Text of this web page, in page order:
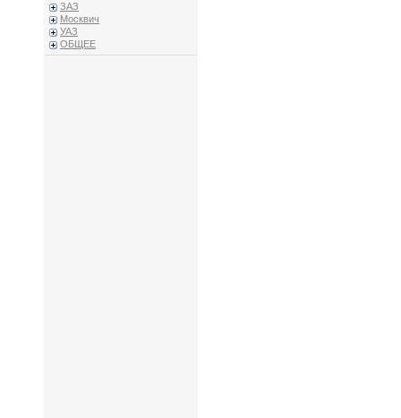
ЗАЗ
Москвич
УАЗ
ОБЩЕЕ